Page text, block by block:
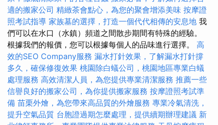
適的搬家公司 精緻茶會點心，為您的聚會增添美味 按摩證
照考試指導 家族墓的選擇，打造一個代代相傳的安息地 我
們可以在水口（水鎮）頻道之間散步期間有特殊的經驗。
根據我們的報價，您可以根據每個人的品味進行選擇。 高
效的SEO Company服務 漏水打針效果，了解漏水打針撐
多久，確保修復效果 桃園除白蟻公司，桃園地區專業白蟻
處理服務 高效清潔人員，為您提供專業清潔服務 推薦一些
信譽良好的搬家公司，為你提供搬家服務 按摩證照考試準
備 苗栗外燴，為您帶來高品質的外燴服務 專業冷氣清洗，
提升空氣品質 台胞證過期怎麼處理，提供續期辦理建議 新